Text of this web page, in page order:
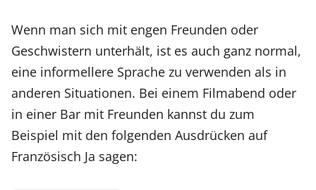
Wenn man sich mit engen Freunden oder
Geschwistern unterhält, ist es auch ganz normal,
eine informellere Sprache zu verwenden als in
anderen Situationen. Bei einem Filmabend oder
in einer Bar mit Freunden kannst du zum
Beispiel mit den folgenden Ausdrücken auf
Französisch Ja sagen: